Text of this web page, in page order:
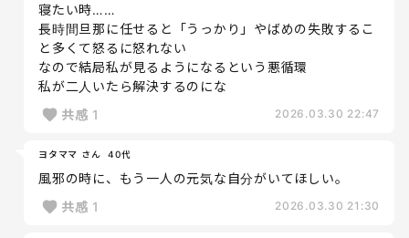
寝たい時……
長時間旦那に任せると「うっかり」やばめの失敗するこ
と多くて怒るに怒れない
なので結局私が見るようになるという悪循環
私が二人いたら解決するのにな
共感 1 2026.03.30 22:47
ヨタママ さん 40代
風邪の時に、もう一人の元気な自分がいてほしい。
共感 1 2026.03.30 21:30